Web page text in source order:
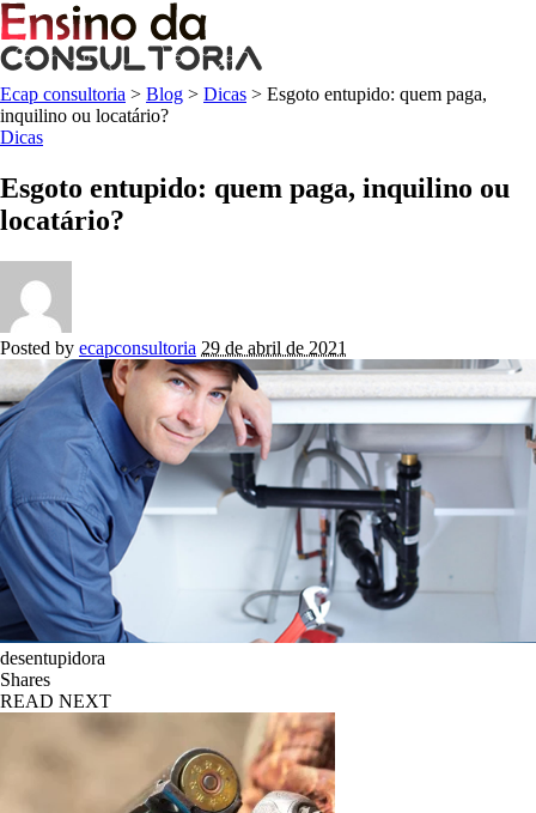
Ecap consultoria > Blog > Dicas > Esgoto entupido: quem paga,
inquilino ou locatário?
Dicas
Esgoto entupido: quem paga, inquilino ou
locatário?
Posted by ecapconsultoria 29 de abril de 2021
desentupidora
Shares
READ NEXT